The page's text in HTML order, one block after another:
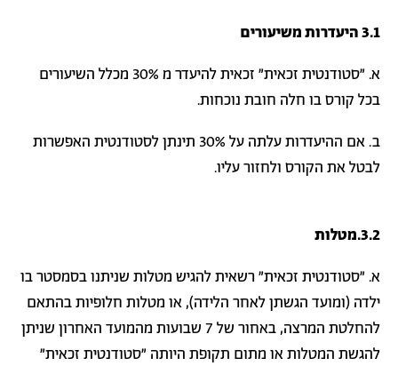
3.1היעדרות משיעורים
א. "סטודנטית זכאית" זכאית להיעדר מ 30% מכלל השיעורים
בכל קורס בו חלה חובת נוכחות.
ב. אם ההיעדרות עלתה על 30% תינתן לסטודנטית האפשרות
לבטל את הקורס ולחזור עליו.
3.2. מטלות
א. "סטודנטית זכאית" רשאית להגיש מטלות שניתנו בסמסטר בו
ילדה (ומועד הגשתן לאחר הלידה), או מטלות חלופיות בהתאם
להחלטת המרצה, באחור של 7 שבועות מהמועד האחרון שניתן
להגשת המטלות או מתום תקופת היותה "סטודנטית זכאית"